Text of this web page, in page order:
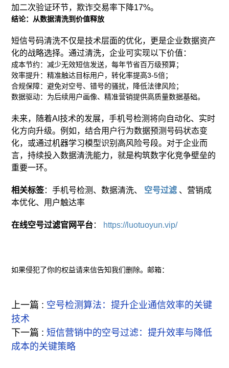
加二次验证环节，欺诈交易率下降17%。
结论：从数据清洗到价值释放
短信号码清洗不仅是技术层面的优化，更是企业数据资产
化的战略选择。通过清洗，企业可实现以下价值：
成本节约：减少无效短信发送，每年节省百万级预算；
效率提升：精准触达目标用户，转化率提高3-5倍；
合规保障：避免对空号、错号的骚扰，降低法律风险；
数据驱动：为后续用户画像、精准营销提供高质量数据基础。
未来，随着AI技术的发展，手机号检测将向自动化、实时
化方向升级。例如，结合用户行为数据预测号码状态变
化，或通过机器学习模型识别高风险号段。对于企业而
言，持续投入数据清洗能力，就是构筑数字化竞争壁垒的
重要一环。
相关标签：手机号检测、数据清洗、 空号过滤 、营销成
本优化、用户触达率
在线空号过滤官网平台： https://luotuoyun.vip/
如果侵犯了你的权益请来信告知我们删除。邮箱：
上一篇 : 空号检测算法：提升企业通信效率的关键
技术
下一篇 :短信营销中的空号过滤：提升效率与降低
成本的关键策略